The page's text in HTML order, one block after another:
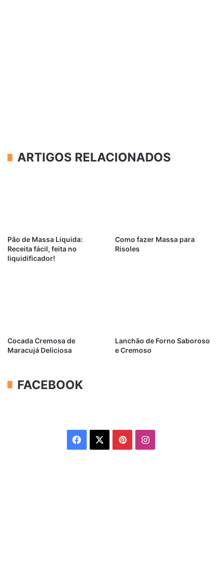
ARTIGOS RELACIONADOS
Pão de Massa Líquida:
Receita fácil, feita no
liquidificador!
Como fazer Massa para
Risoles
Cocada Cremosa de
Maracujá Deliciosa
Lanchão de Forno Saboroso
e Cremoso
FACEBOOK
Facebook PinterestInstagram